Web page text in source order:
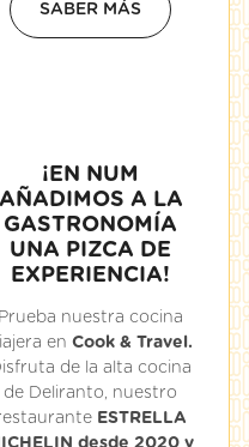
SABER MÁS
¡EN NUM
AÑADIMOS A LA
GASTRONOMÍA
UNA PIZCA DE
EXPERIENCIA!
Prueba nuestra cocina
en Cook & Travel.
de la alta cocina
de Deliranto, nuestro
ESTRELLA
desde 2020 y